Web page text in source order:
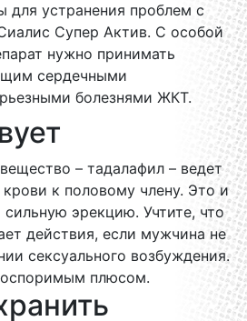
для устранения проблем с
Супер Актив. С особой
нужно принимать
сердечными
болезнями ЖКТ.
– тадалафил – ведет
к половому члену. Это и
сильную эрекцию. Учтите, что
действия, если мужчина не
сексуального возбуждения.
плюсом.